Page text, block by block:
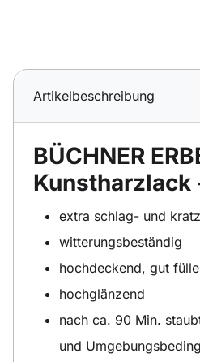
Artikelbeschreibung
BÜCHNER
extra schlag- und
witterungsbeständig
hochdeckend, gut
hochglänzend
nach ca. 90 Min.
und